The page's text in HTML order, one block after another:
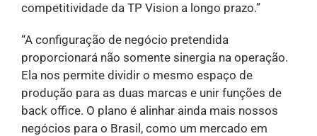
competitividade da TP Vision a longo prazo.”
“A configuração de negócio pretendida
proporcionará não somente sinergia na operação.
Ela nos permite dividir o mesmo espaço de
produção para as duas marcas e unir funções de
back office. O plano é alinhar ainda mais nossos
negócios para o Brasil, como um mercado em